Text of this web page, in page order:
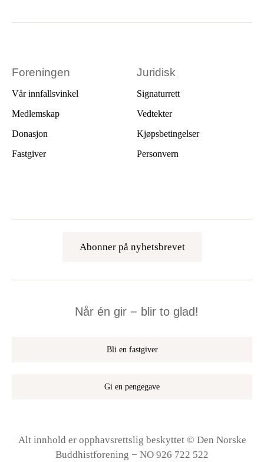
Foreningen
Vår innfallsvinkel
Medlemskap
Donasjon
Fastgiver
Juridisk
Signaturrett
Vedtekter
Kjøpsbetingelser
Personvern
Abonner på nyhetsbrevet
Når én gir − blir to glad!
Bli en fastgiver
Gi en pengegave
Alt innhold er opphavsrettslig beskyttet © Den Norske
Buddhistforening − NO 926 722 522